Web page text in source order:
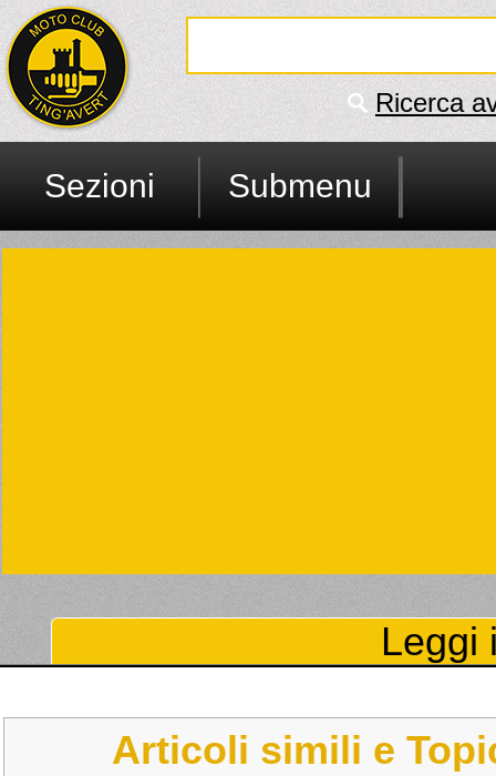
Ricerca
Sezioni Submenu
Leggi
Articoli simili e